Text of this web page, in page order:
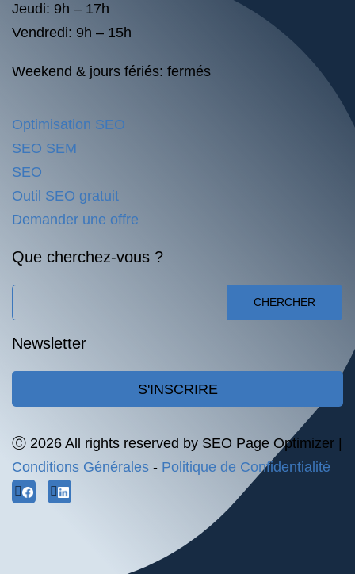
Jeudi: 9h – 17h
Vendredi: 9h – 15h
Weekend & jours fériés: fermés
Optimisation SEO
SEO SEM
SEO
Outil SEO gratuit
Demander une offre
Que cherchez-vous ?
CHERCHER
Newsletter
S'INSCRIRE
Ⓒ 2026 All rights reserved by SEO Page Optimizer |
Conditions Générales - Politique de Confidentialité